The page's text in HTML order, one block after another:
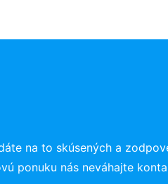
na to skúsených a
ponuku nás neváhajte